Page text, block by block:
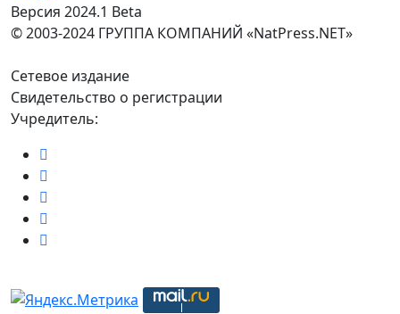
Версия 2024.1 Beta
© 2003-2024 ГРУППА КОМПАНИЙ «NatPress.NET»
Сетевое издание
Свидетельство о регистрации
Учредитель: